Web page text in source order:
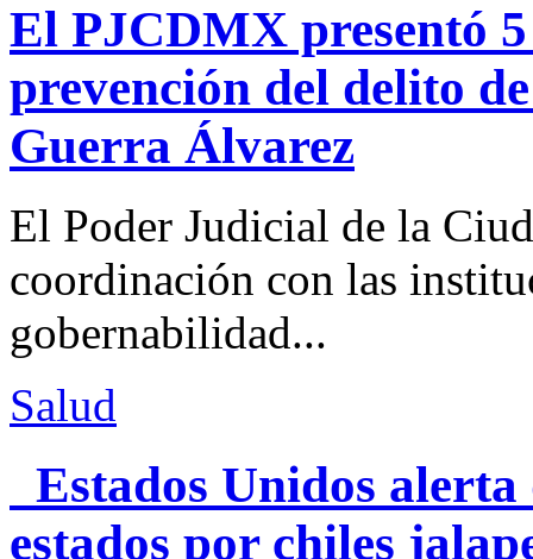
El PJCDMX presentó
prevención del delito
Guerra Álvarez
El Poder Judicial de la
coordinación con las
gobernabilidad...
Salud
Estados Unidos alerta
estados por chiles